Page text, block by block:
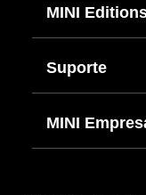
MINI
Suporte
MINI